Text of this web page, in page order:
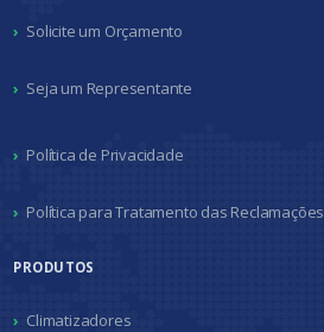
Solicite um Orçamento
Seja um Representante
Política de Privacidade
Política para Tratamento das Reclamações
PRODUTOS
Climatizadores